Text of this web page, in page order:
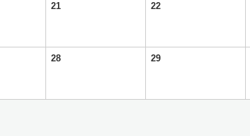
21 22
28 29